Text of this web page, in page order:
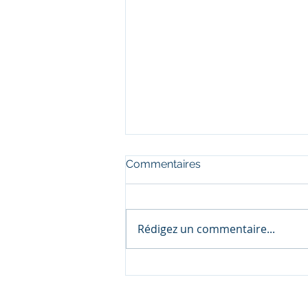
Commentaires
Rédigez un commentaire...